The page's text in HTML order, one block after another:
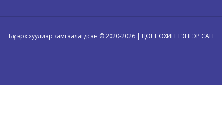
Бүх эрх хуулиар хамгаалагдсан © 2020-2026 | ЦОГТ ОХИН ТЭНГЭР САН